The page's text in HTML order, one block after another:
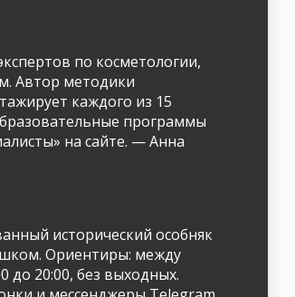
по косметологии,
Автор методики
каждого из 15
программы
на сайте. — Анна
исторический особняк
Ориентиры: между
до 20:00, без выходных.